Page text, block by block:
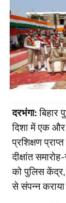
दरभंगा:
दिशा में एक और
प्रशिक्षण
दीक्षांत
को पुलिस
से संपन्न कराया